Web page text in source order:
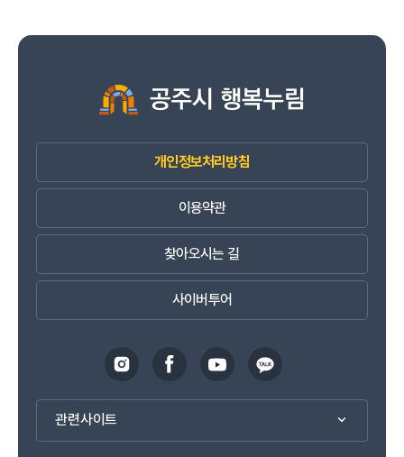
개인정보처리방침
이용약관
찾아오시는 길
사이버투어
관련사이트